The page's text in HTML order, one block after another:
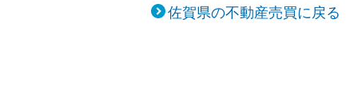
佐賀県の不動産売買に戻る